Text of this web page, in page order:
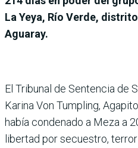
La Yeya, Río Verde,
Aguaray.
El Tribunal de Sentencia de
Karina Von Tumpling,
había condenado a Meza a
libertad por secuestro,